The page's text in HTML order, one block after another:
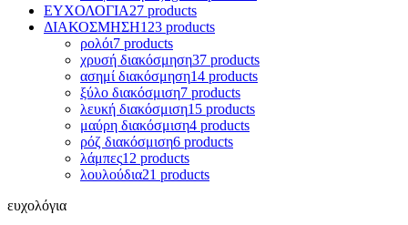
ΕΥΧΟΛΟΓΙΑ27 products
ΔΙΑΚΟΣΜΗΣΗ123 products
ρολόι7 products
χρυσή διακόσμηση37 products
ασημί διακόσμηση14 products
ξύλο διακόσμιση7 products
λευκή διακόσμιση15 products
μαύρη διακόσμιση4 products
ρόζ διακόσμιση6 products
λάμπες12 products
λουλούδια21 products
ευχολόγια